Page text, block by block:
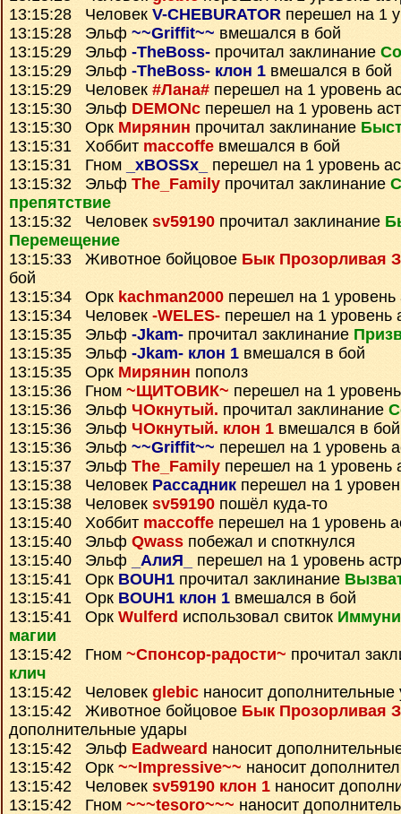
13:15:28 Человек V-CHEBURATOR перешел на 1
13:15:28 Эльф ~~Griffit~~ вмешался в бой
13:15:29 Эльф -TheBoss- прочитал заклинание
13:15:29 Эльф -TheBoss- клон 1 вмешался в бой
13:15:29 Человек #Лана# перешел на 1 уровень
13:15:30 Эльф DEMONc перешел на 1 уровень
13:15:30 Орк Мирянин прочитал заклинание
13:15:31 Хоббит maccoffe вмешался в бой
13:15:31 Гном
_xBOSSx_
перешел на 1 уровень
13:15:32 Эльф The_Family прочитал заклинание
препятствие
13:15:32 Человек sv59190 прочитал заклинание
Перемещение
13:15:33 Животное бойцовое Бык Прозорливая
бой
13:15:34 Орк kachman2000 перешел на 1 уровень
13:15:34 Человек -WELES- перешел на 1 уровень
13:15:35 Эльф -Jkam- прочитал заклинание
13:15:35 Эльф -Jkam- клон 1 вмешался в бой
13:15:35 Орк Мирянин пополз
13:15:36 Гном ~ЩИТОВИК~ перешел на 1
13:15:36 Эльф ЧОкнутый. прочитал заклинание
13:15:36 Эльф ЧОкнутый. клон 1 вмешался в бой
13:15:36 Эльф ~~Griffit~~ перешел на 1 уровень
13:15:37 Эльф The_Family перешел на 1 уровень
13:15:38 Человек Рассадник перешел на 1
13:15:38 Человек sv59190 пошёл куда-то
13:15:40 Хоббит maccoffe перешел на 1 уровень
13:15:40 Эльф Qwass побежал и споткнулся
13:15:40 Эльф
_АлиЯ_
перешел на 1 уровень
13:15:41 Орк BOUH1 прочитал заклинание
13:15:41 Орк BOUH1 клон 1 вмешался в бой
13:15:41 Орк Wulferd использовал свиток
магии
13:15:42 Гном ~Спонсор-радости~ прочитал
клич
13:15:42 Человек glebic наносит дополнительные
13:15:42 Животное бойцовое Бык Прозорливая
дополнительные удары
13:15:42 Эльф Eadweard наносит
13:15:42 Орк ~~Impressive~~ наносит
13:15:42 Человек sv59190 клон 1 наносит
13:15:42 Гном ~~~tesoro~~~ наносит